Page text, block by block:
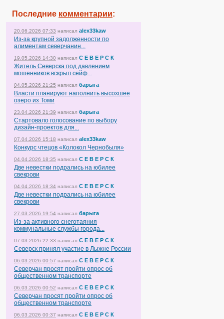
Последние комментарии:
20.06.2026 07:33 написал alex33kaw
Из-за крупной задолженности по
алиментам северчанин...
19.05.2026 14:30 написал С Е В Е Р С К
Житель Северска под давлением
мошенников вскрыл сейф...
04.05.2026 21:25 написал барыга
Власти планируют наполнить высохшее
озеро из Томи
23.04.2026 21:39 написал барыга
Стартовало голосование по выбору
дизайн-проектов для...
07.04.2026 15:18 написал alex33kaw
Конкурс чтецов «Колокол Чернобыля»
04.04.2026 18:35 написал С Е В Е Р С К
Две невестки подрались на юбилее
свекрови
04.04.2026 18:34 написал С Е В Е Р С К
Две невестки подрались на юбилее
свекрови
27.03.2026 19:54 написал барыга
Из-за активного снеготаяния
коммунальные службы города...
07.03.2026 22:33 написал С Е В Е Р С К
Северск принял участие в Лыжне России
06.03.2026 00:57 написал С Е В Е Р С К
Северчан просят пройти опрос об
общественном транспорте
06.03.2026 00:52 написал С Е В Е Р С К
Северчан просят пройти опрос об
общественном транспорте
06.03.2026 00:37 написал С Е В Е Р С К